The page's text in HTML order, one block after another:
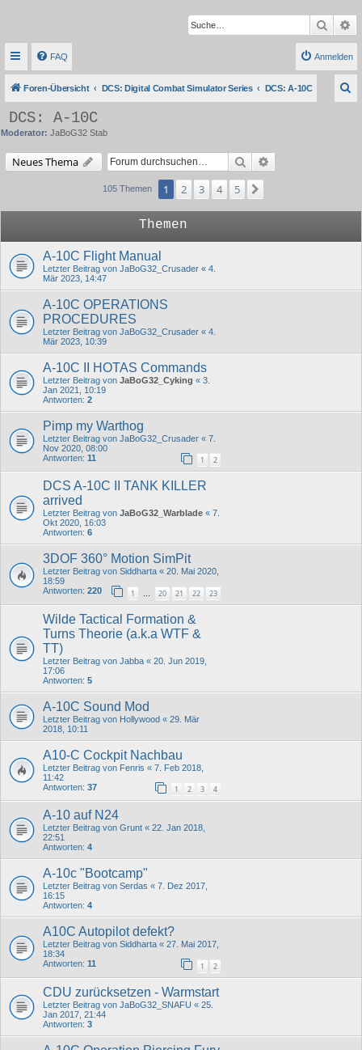
Suche
FAQ Anmelden
Foren-Übersicht DCS: Digital Combat Simulator Series DCS: A-10C
DCS: A-10C
Moderator: JaBoG32 Stab
Neues Thema Suche
105 Themen 1 2 3 4 5
Themen
A-10C Flight Manual
Letzter Beitrag von JaBoG32_Crusader « 4.
Mär 2023, 14:47
A-10C OPERATIONS
PROCEDURES
Letzter Beitrag von JaBoG32_Crusader « 4.
Mär 2023, 10:39
A-10C II HOTAS Commands
Letzter Beitrag von JaBoG32_Cyking « 3.
Jan 2021, 10:19
Antworten: 2
Pimp my Warthog
Letzter Beitrag von JaBoG32_Crusader « 7.
Nov 2020, 08:00
Antworten: 11 1 2
DCS A-10C II TANK KILLER
arrived
Letzter Beitrag von JaBoG32_Warblade « 7.
Okt 2020, 16:03
Antworten: 6
3DOF 360° Motion SimPit
Letzter Beitrag von Siddharta « 20. Mai 2020,
18:59
Antworten: 220 1 … 20 21 22 23
Wilde Tactical Formation &
Turns Theorie (a.k.a WTF &
TT)
Letzter Beitrag von Jabba « 20. Jun 2019,
17:06
Antworten: 5
A-10C Sound Mod
Letzter Beitrag von Hollywood « 29. Mär
2018, 10:11
A10-C Cockpit Nachbau
Letzter Beitrag von Fenris « 7. Feb 2018,
11:42
Antworten: 37 1 2 3 4
A-10 auf N24
Letzter Beitrag von Grunt « 22. Jan 2018,
22:51
Antworten: 4
A-10c "Bootcamp"
Letzter Beitrag von Serdas « 7. Dez 2017,
16:15
Antworten: 4
A10C Autopilot defekt?
Letzter Beitrag von Siddharta « 27. Mai 2017,
18:34
Antworten: 11 1 2
CDU zurücksetzen - Warmstart
Letzter Beitrag von JaBoG32_SNAFU « 25.
Jan 2017, 21:44
Antworten: 3